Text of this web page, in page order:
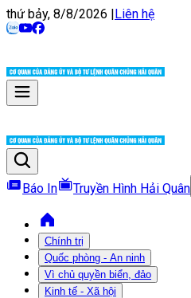
thứ bảy, 8/8/2026 |Liên hệ
Báo In Truyền Hình Hải Quân
Chính trị
Quốc phòng - An ninh
Vì chủ quyền biển, đảo
Kinh tế - Xã hội